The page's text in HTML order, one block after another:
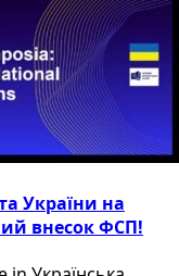
України на
внесок ФСП!